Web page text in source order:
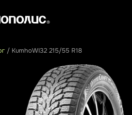
/ KumhoWI32 215/55 R18